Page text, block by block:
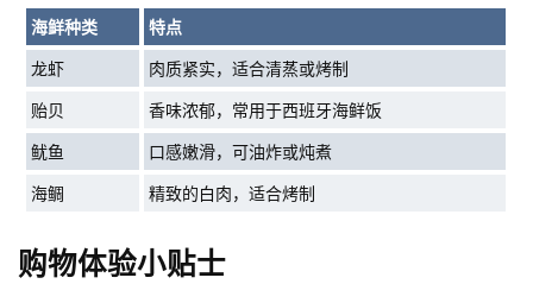
海鲜种类
特点
龙虾
肉质紧实，适合清蒸或烤制
贻贝
香味浓郁，常用于西班牙海鲜饭
鱿鱼
口感嫩滑，可油炸或炖煮
海鲷
精致的白肉，适合烤制
购物体验小贴士